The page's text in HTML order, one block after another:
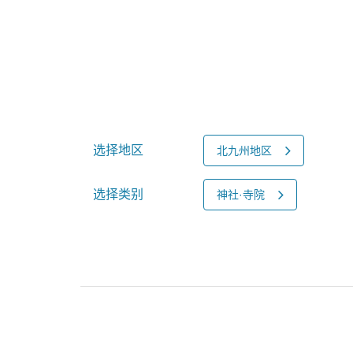
选择地区 北九州地区
选择类别 神社·寺院